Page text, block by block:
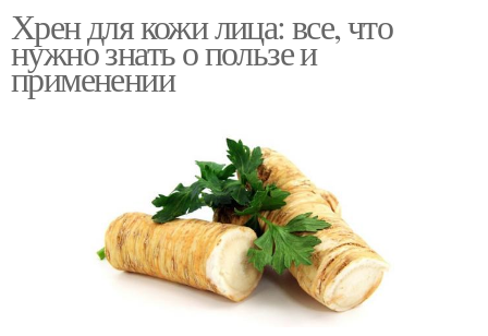
Хрен для кожи лица: все, что
нужно знать о пользе и
применении